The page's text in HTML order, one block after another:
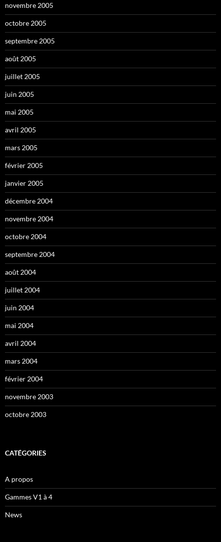
novembre 2005
octobre 2005
septembre 2005
août 2005
juillet 2005
juin 2005
mai 2005
avril 2005
mars 2005
février 2005
janvier 2005
décembre 2004
novembre 2004
octobre 2004
septembre 2004
août 2004
juillet 2004
juin 2004
mai 2004
avril 2004
mars 2004
février 2004
novembre 2003
octobre 2003
CATÉGORIES
A propos
Gammes V1 à 4
News